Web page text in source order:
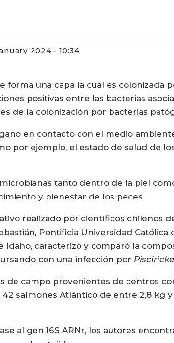
2024 - 10:34
forma una capa la cual es colonizada
positivas entre las bacterias
de la colonización por bacterias
en contacto con el medio
por ejemplo, el estado de salud de
tanto dentro de la piel
y bienestar de los peces.
realizado por científicos chilenos
Pontificia Universidad
Idaho, caracterizó y comparó la
con una infección por
de campo provenientes de centros
salmones Atlántico de entre 2,8 kg
al gen 16S ARNr, los autores